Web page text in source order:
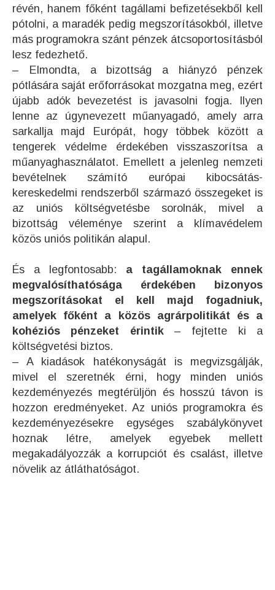
révén, hanem főként tagállami befizetésekből kell
pótolni, a maradék pedig megszorításokból, illetve
más programokra szánt pénzek átcsoportosításból
lesz fedezhető.
– Elmondta, a bizottság a hiányzó pénzek
pótlására saját erőforrásokat mozgatna meg, ezért
újabb adók bevezetést is javasolni fogja. Ilyen
lenne az úgynevezett műanyagadó, amely arra
sarkallja majd Európát, hogy többek között a
tengerek védelme érdekében visszaszorítsa a
műanyaghasználatot. Emellett a jelenleg nemzeti
bevételnek számító európai kibocsátás-
kereskedelmi rendszerből származó összegeket is
az uniós költségvetésbe sorolnák, mivel a
bizottság véleménye szerint a klímavédelem
közös uniós politikán alapul.
És a legfontosabb: a tagállamoknak ennek
megvalósíthatósága érdekében bizonyos
megszorításokat el kell majd fogadniuk,
amelyek főként a közös agrárpolitikát és a
kohéziós pénzeket érintik– fejtette ki a
költségvetési biztos.
– A kiadások hatékonyságát is megvizsgálják,
mivel el szeretnék érni, hogy minden uniós
kezdeményezés megtérüljön és hosszú távon is
hozzon eredményeket. Az uniós programokra és
kezdeményezésekre egységes szabálykönyvet
hoznak létre, amelyek egyebek mellett
megakadályozzák a korrupciót és csalást, illetve
növelik az átláthatóságot.